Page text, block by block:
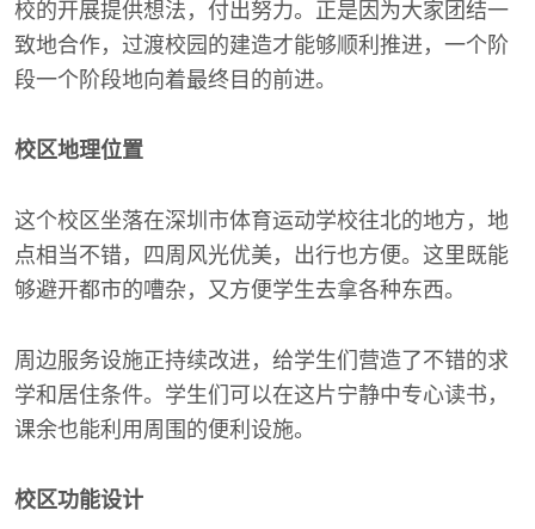
校的开展提供想法，付出努力。正是因为大家团结一
致地合作，过渡校园的建造才能够顺利推进，一个阶
段一个阶段地向着最终目的前进。
校区地理位置
这个校区坐落在深圳市体育运动学校往北的地方，地
点相当不错，四周风光优美，出行也方便。这里既能
够避开都市的嘈杂，又方便学生去拿各种东西。
周边服务设施正持续改进，给学生们营造了不错的求
学和居住条件。学生们可以在这片宁静中专心读书，
课余也能利用周围的便利设施。
校区功能设计